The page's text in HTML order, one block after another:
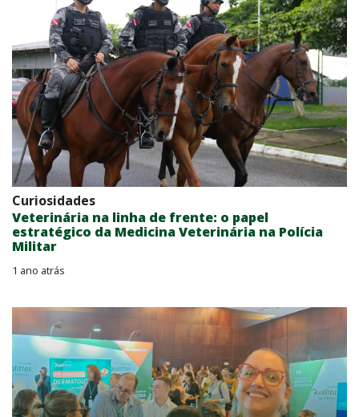
Curiosidades
Veterinária na linha de frente: o papel
estratégico da Medicina Veterinária na Polícia
Militar
1 ano atrás